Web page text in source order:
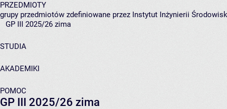
PRZEDMIOTY
grupy przedmiotów zdefiniowane przez Instytut Inżynierii
GP III 2025/26 zima
STUDIA
AKADEMIKI
POMOC
GP III 2025/26 zima